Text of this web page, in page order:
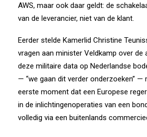
AWS, maar ook daar geldt: de
van de leverancier, niet van de klant.
Eerder stelde Kamerlid Christine
vragen aan minister Veldkamp over de
deze militaire data op Nederlandse
— “we gaan dit verder onderzoeken” —
eerste moment dat een Europese
in de inlichtingenoperaties van een
volledig via een buitenlands